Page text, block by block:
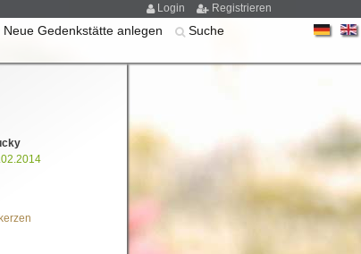
Login Registrieren
Neue Gedenkstätte anlegen Suche